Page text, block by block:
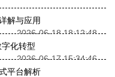
解与应用
2026-06-18 18:12:48
化转型
2026-06-17 15:34:46
平台解析